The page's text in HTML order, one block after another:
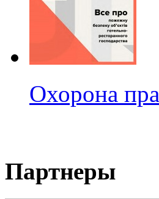
Охорона
Партнеры